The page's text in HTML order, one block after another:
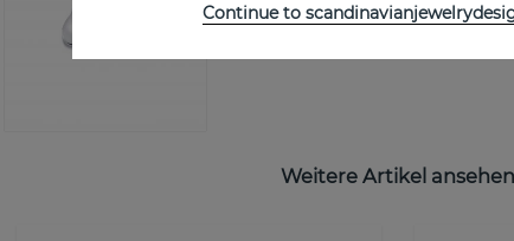
Weitere Artikel ansehen
Continue to